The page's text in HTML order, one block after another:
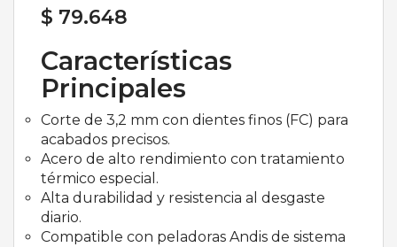
$ 79.648
Características
Principales
Corte de 3,2 mm con dientes finos (FC) para
acabados precisos.
Acero de alto rendimiento con tratamiento
térmico especial.
Alta durabilidad y resistencia al desgaste
diario.
Compatible con peladoras Andis de sistema